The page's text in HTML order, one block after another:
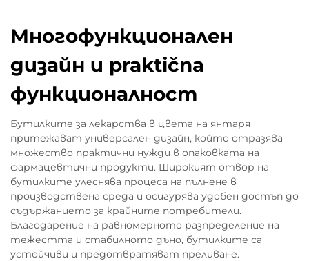
Многофункционален
дизайн и praktična
функционалност
Бутилките за лекарства в цвета на янтаря
притежават универсален дизайн, който отразява
множество практични нужди в опаковката на
фармацевтични продукти. Широкият отвор на
бутилките улеснява процеса на пълнене в
производствена среда и осигурява удобен достъп до
съдържанието за крайните потребители.
Благодарение на равномерното разпределение на
тежестта и стабилното дъно, бутилките са
устойчиви и предотвратяват преливане.